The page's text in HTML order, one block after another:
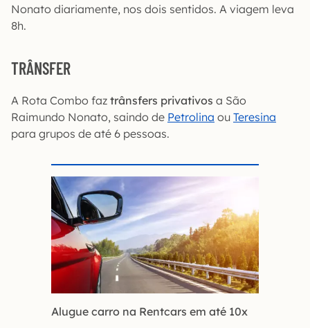
Nonato diariamente, nos dois sentidos. A viagem leva
8h.
TRÂNSFER
A Rota Combo faz trânsfers privativos a São
Raimundo Nonato, saindo de Petrolina ou Teresina
para grupos de até 6 pessoas.
Alugue carro na Rentcars em até 10x